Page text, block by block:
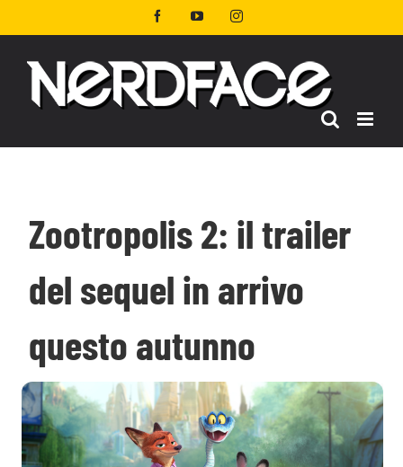
al
FacebookYouTubeInstagram
Zootropolis 2: il trailer
del sequel in arrivo
questo autunno